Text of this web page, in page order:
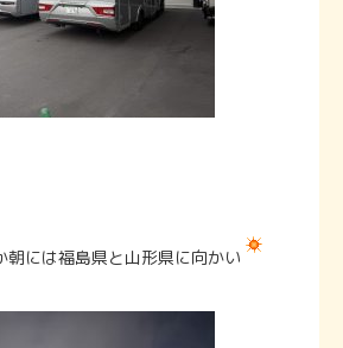
朝には福島県と山形県に向かい